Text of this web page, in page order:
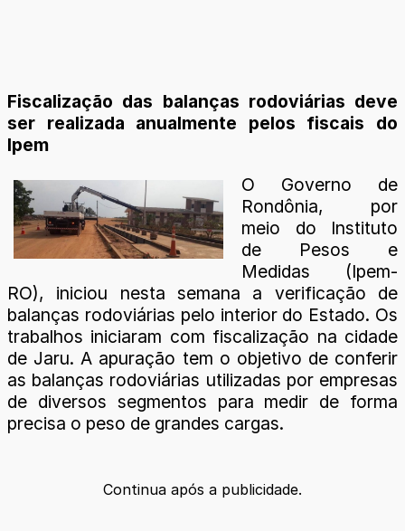
Fiscalização das balanças rodoviárias deve
ser realizada anualmente pelos fiscais do
Ipem
O Governo de
Rondônia, por
meio do Instituto
de Pesos e
Medidas (Ipem-
RO), iniciou nesta semana a verificação de
balanças rodoviárias pelo interior do Estado. Os
trabalhos iniciaram com fiscalização na cidade
de Jaru. A apuração tem o objetivo de conferir
as balanças rodoviárias utilizadas por empresas
de diversos segmentos para medir de forma
precisa o peso de grandes cargas.
Continua após a publicidade.